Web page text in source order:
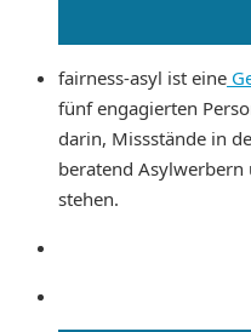
fairness-asyl ist eine
fünf engagierten
darin, Missstände in
beratend Asylwerbern
stehen.